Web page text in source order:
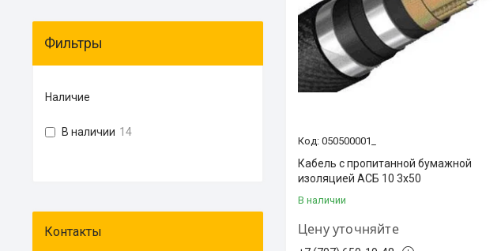
050500001_
Кабель с пропитанной бумажной
изоляцией АСБ 10 3х50
В наличии
Цену уточняйте
Фильтры
Наличие
В наличии 14